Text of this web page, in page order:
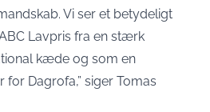
Vi ser et betydeligt
Lavpris fra en stærk
kæde og som en
Dagrofa,” siger Tomas